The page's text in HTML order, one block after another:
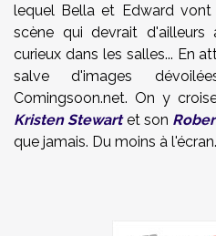
lequel Bella et Edward
scène qui devrait d'ailleurs
curieux dans les salles... En
salve d'images
Comingsoon.net. On y
Kristen Stewartet son
que jamais. Du moins à